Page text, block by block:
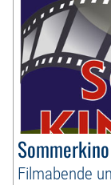
Filmabende